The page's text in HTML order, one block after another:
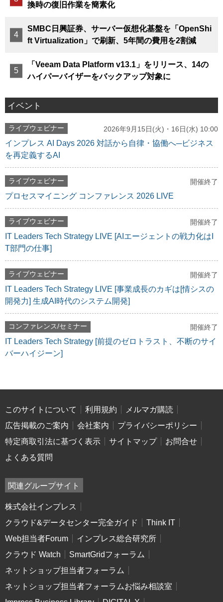
換時の復旧作業を簡素化
SMBC日興証券、サーバー仮想化基盤を「OpenShi
ft Virtualization」で刷新、5年間の費用を2割減
「Veeam Data Platform v13.1」をリリース、14の
ハイパーバイザーをバックアップ対象に
イベント
ライブウェビナー 2026年9月15日(火)・16日(水) 10:00
インプレス AI Days 2026 対話から自律・協働へ─ビジネス
を再定義するAI
ライブウェビナー 開催終了
プロセスマイニング コンファレンス 2026 LIVE
ライブウェビナー 開催終了
IT Leaders Tech Strategy LIVE [AIエージェントの戦力化はI
T部門の仕事]
ライブウェビナー 開催終了
IT Leaders Tech Strategy LIVE [事業成長のカギは[情シスの
開発力] 生成AI時代のシステム開発]
コンファレンス/セミナー 開催終了
IT Leaders Tech Strategy [前提のゼロトラスト、不断のサイ
バーハイジーン]
このサイトについて 利用規約
メルマガ購読
広告掲載のご案内
会社案内
プライバシーポリシー
特定商取引法に基づく表示
サイトマップ
お問合せ
よくある質問
関連グループサイト
株式会社インプレス
クラウド&データセンター完全ガイド
Think IT
Web担当者Forum
インプレス総合研究所
クラウド Watch
SmartGridフォーラム
ネットショップ担当者フォーラム
ネットショップ担当者フォーラムお悩み相談室